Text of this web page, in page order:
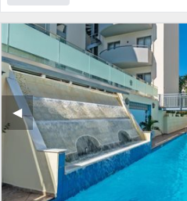
◀︎